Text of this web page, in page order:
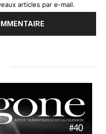
articles par e-mail.